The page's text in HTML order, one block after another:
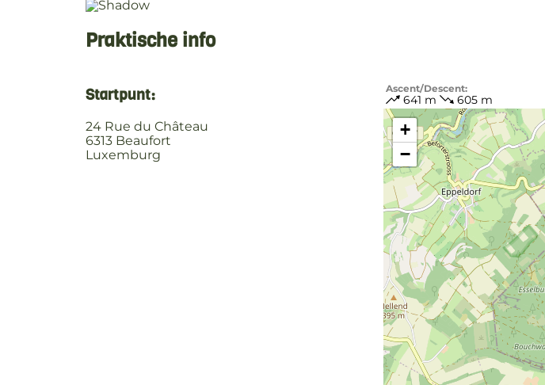
Praktische info
Startpunt:
24 Rue du Château
6313 Beaufort
Luxemburg
Ascent/Descent:
641 m 605 m
+
−